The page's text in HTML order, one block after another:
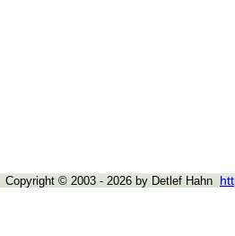
Copyright © 2003 - 2026 by Detlef Hahn